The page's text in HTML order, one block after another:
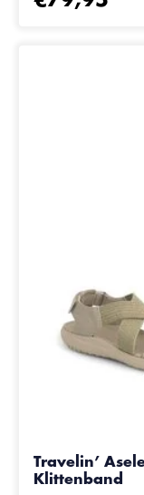
Travelin’
Klittenband